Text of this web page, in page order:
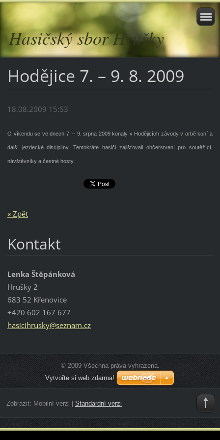
Hasičský sbor Hrušky
Hodějice 7. – 9. 8. 2009
18.08.2009 15:53
O víkendu se ve dnech 7. – 9. srpna 2009 konaly v Hodějicích závody v orbě koní a
další jezdecké disciplíny. Tentokráte hasiči zajišťovali občerstvení pro soutěžící,
návštěvníky a čestné hosty.
« Zpět
Kontakt
Lenka Štěpánková
Hrušky 2
683 52 Křenovice
+420 602 167 677
hasicihrusky@seznam.cz
© 2009 Všechna práva vyhrazena.
Vytvořte si web zdarma!
Zobrazit: Mobilní verzi Standardní verzi